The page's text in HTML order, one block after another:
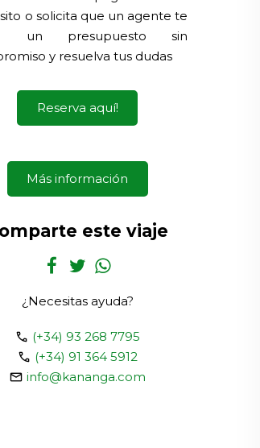
o solicita que un agente te
un presupuesto sin
y resuelva tus dudas
Reserva aquí!
Más información
este viaje
¿Necesitas ayuda?
call (+34) 93 268 7795
call (+34) 91 364 5912
email info@kananga.com